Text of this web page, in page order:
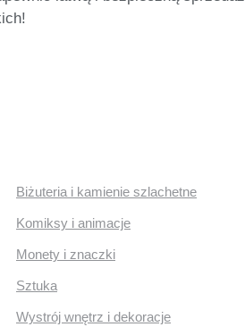
Biżuteria i kamienie szlachetne
Komiksy i animacje
Monety i znaczki
Sztuka
Wystrój wnętrz i dekoracje